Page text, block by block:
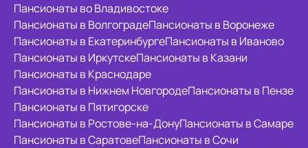
Пансионаты во Владивостоке
Пансионаты в ВолгоградеПансионаты в Воронеже
Пансионаты в ЕкатеринбургеПансионаты в Иваново
Пансионаты в ИркутскеПансионаты в Казани
Пансионаты в Краснодаре
Пансионаты в Нижнем НовгородеПансионаты в Пензе
Пансионаты в Пятигорске
Пансионаты в Ростове-на-ДонуПансионаты в Самаре
Пансионаты в СаратовеПансионаты в Сочи